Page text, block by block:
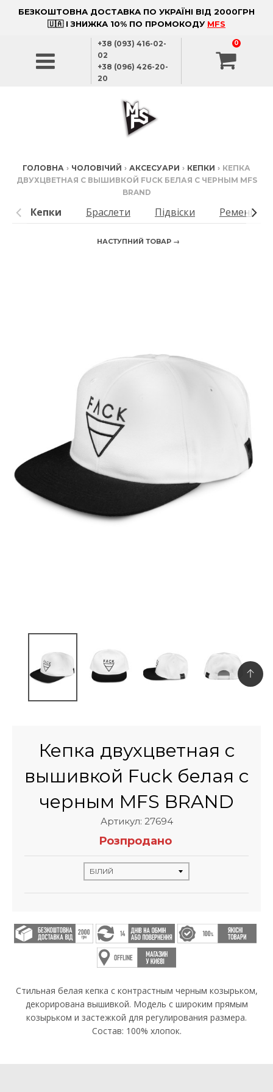
БЕЗКОШТОВНА ДОСТАВКА ПО УКРАЇНІ ВІД 2000ГРН
🇺🇦 І ЗНИЖКА 10% ПО ПРОМОКОДУ MFS
+38 (093) 416-02-
02
+38 (096) 426-20-
20
0
ГОЛОВНА › ЧОЛОВІЧИЙ › АКСЕСУАРИ › КЕПКИ › КЕПКА
ДВУХЦВЕТНАЯ С ВЫШИВКОЙ FUCK БЕЛАЯ С ЧЕРНЫМ MFS
BRAND
Кепки Браслети Підвіски Ремені
НАСТУПНИЙ ТОВАР →
Кепка двухцветная с
вышивкой Fuck белая с
черным MFS BRAND
Артикул: 27694
Розпродано
Стильная белая кепка с контрастным черным козырьком,
декорирована вышивкой. Модель с широким прямым
козырьком и застежкой для регулирования размера.
Состав: 100% хлопок.